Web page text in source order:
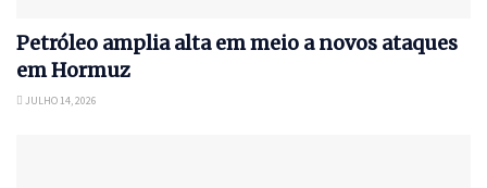
Petróleo amplia alta em meio a novos ataques
em Hormuz
JULHO 14, 2026